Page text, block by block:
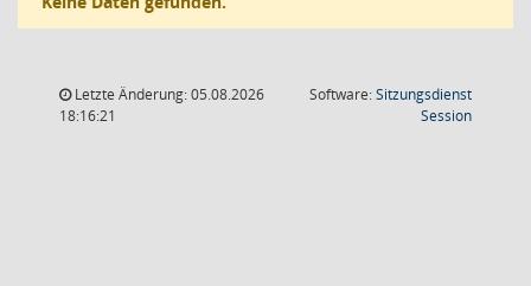
Letzte Änderung: 05.08.2026
18:16:21
Software:Sitzungsdienst
Session(Wird in